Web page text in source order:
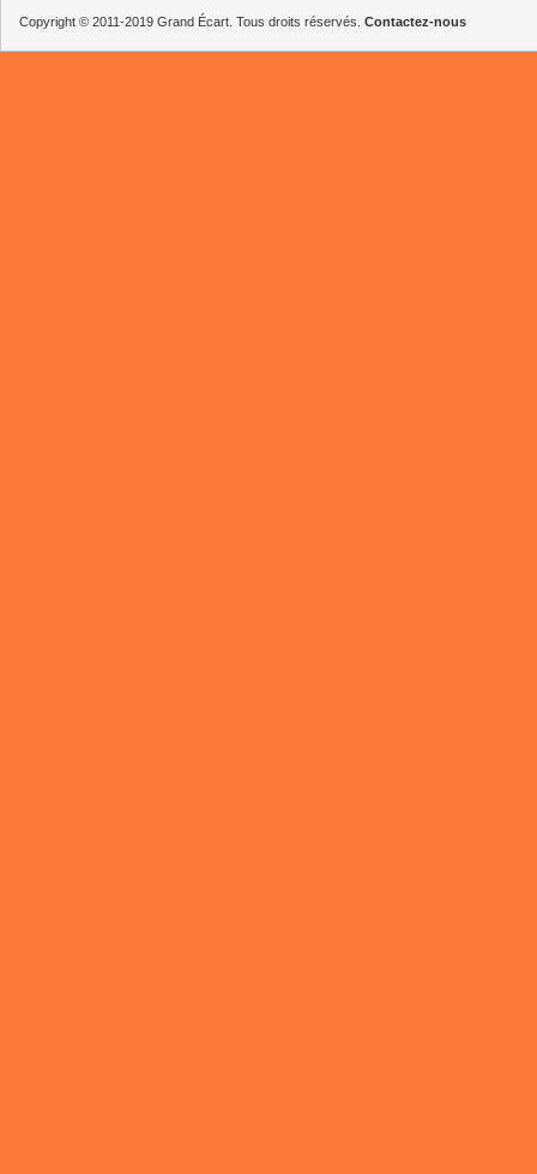
Copyright © 2011-2019 Grand Écart. Tous droits réservés. Contactez-nous